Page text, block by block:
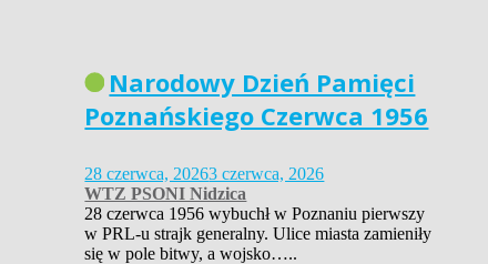
Narodowy Dzień Pamięci
Poznańskiego Czerwca 1956
28 czerwca, 20263 czerwca, 2026
WTZ PSONI Nidzica
28 czerwca 1956 wybuchł w Poznaniu pierwszy
w PRL-u strajk generalny. Ulice miasta zamieniły
się w pole bitwy, a wojsko…..